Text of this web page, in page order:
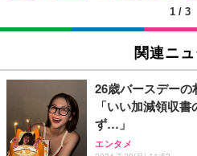
Grithope イヤホン タ
重低音 遅延なし
￥949
Lightning to 3.5mm
証 【ハイレゾ音質】
6KHz 音量調節対応
1 / 3
関連ニュ
26歳バースデー
「いい加減領収
ず…」
エンタメ